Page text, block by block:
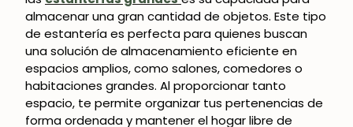
almacenar una gran cantidad de objetos. Este tipo
de estantería es perfecta para quienes buscan
una solución de almacenamiento eficiente en
espacios amplios, como salones, comedores o
habitaciones grandes. Al proporcionar tanto
espacio, te permite organizar tus pertenencias de
forma ordenada y mantener el hogar libre de